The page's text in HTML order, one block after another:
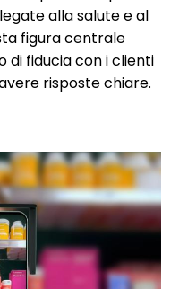
alla salute e al
figura centrale
di fiducia con i clienti
risposte chiare.